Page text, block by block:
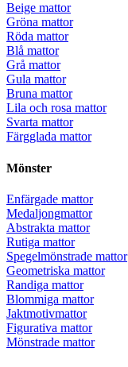
Beige mattor
Gröna mattor
Röda mattor
Blå mattor
Grå mattor
Gula mattor
Bruna mattor
Lila och rosa mattor
Svarta mattor
Färgglada mattor
Mönster
Enfärgade mattor
Medaljongmattor
Abstrakta mattor
Rutiga mattor
Spegelmönstrade mattor
Geometriska mattor
Randiga mattor
Blommiga mattor
Jaktmotivmattor
Figurativa mattor
Mönstrade mattor